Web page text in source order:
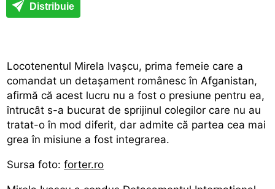
Distribuie
Locotenentul Mirela Ivașcu, prima femeie care a
comandat un detașament românesc în Afganistan,
afirmă că acest lucru nu a fost o presiune pentru ea,
întrucât s-a bucurat de sprijinul colegilor care nu au
tratat-o în mod diferit, dar admite că partea cea mai
grea în misiune a fost integrarea.
Sursa foto:forter.ro